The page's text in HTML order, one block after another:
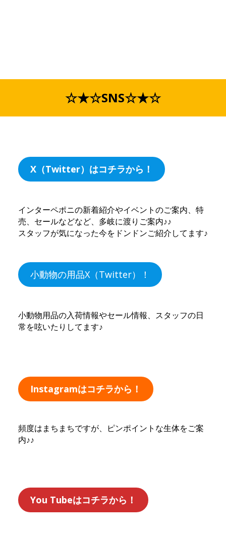
☆★☆SNS☆★☆
X（Twitter）はコチラから！
インターペポニの新着紹介やイベントのご案内、特
売、セールなどなど、多岐に渡りご案内♪♪
スタッフが気になった今をドンドンご紹介してます♪
小動物の用品X（Twitter）！
小動物用品の入荷情報やセール情報、スタッフの日
常を呟いたりしてます♪
Instagramはコチラから！
頻度はまちまちですが、ピンポイントな生体をご案
内♪♪
You Tubeはコチラから！